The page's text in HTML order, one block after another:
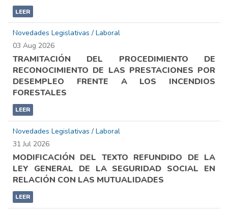
LEER
Novedades Legislativas / Laboral
03 Aug 2026
TRAMITACIÓN DEL PROCEDIMIENTO DE
RECONOCIMIENTO DE LAS PRESTACIONES POR
DESEMPLEO FRENTE A LOS INCENDIOS
FORESTALES
LEER
Novedades Legislativas / Laboral
31 Jul 2026
MODIFICACIÓN DEL TEXTO REFUNDIDO DE LA
LEY GENERAL DE LA SEGURIDAD SOCIAL EN
RELACIÓN CON LAS MUTUALIDADES
LEER